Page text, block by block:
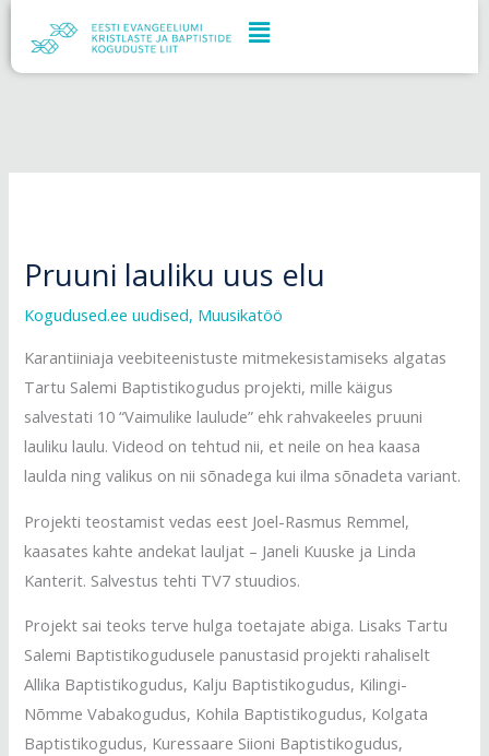
content
Pruuni lauliku uus elu
Kogudused.ee uudised, Muusikatöö
Karantiiniaja veebiteenistuste mitmekesistamiseks algatas
Tartu Salemi Baptistikogudus projekti, mille käigus
salvestati 10 “Vaimulike laulude” ehk rahvakeeles pruuni
lauliku laulu. Videod on tehtud nii, et neile on hea kaasa
laulda ning valikus on nii sõnadega kui ilma sõnadeta variant.
Projekti teostamist vedas eest Joel-Rasmus Remmel,
kaasates kahte andekat lauljat – Janeli Kuuske ja Linda
Kanterit. Salvestus tehti TV7 stuudios.
Projekt sai teoks terve hulga toetajate abiga. Lisaks Tartu
Salemi Baptistikogudusele panustasid projekti rahaliselt
Allika Baptistikogudus, Kalju Baptistikogudus, Kilingi-
Nõmme Vabakogudus, Kohila Baptistikogudus, Kolgata
Baptistikogudus, Kuressaare Siioni Baptistikogudus,